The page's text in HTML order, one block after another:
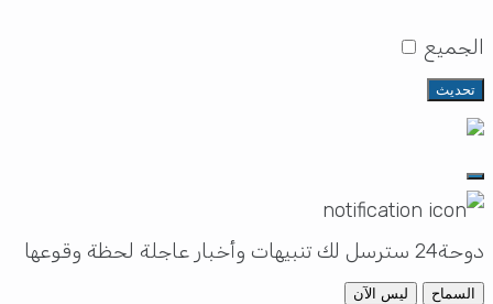
الجميع
تحديث
دوحة24 سترسل لك تنبيهات وأخبار عاجلة لحظة وقوعها
السماح ليس الآن